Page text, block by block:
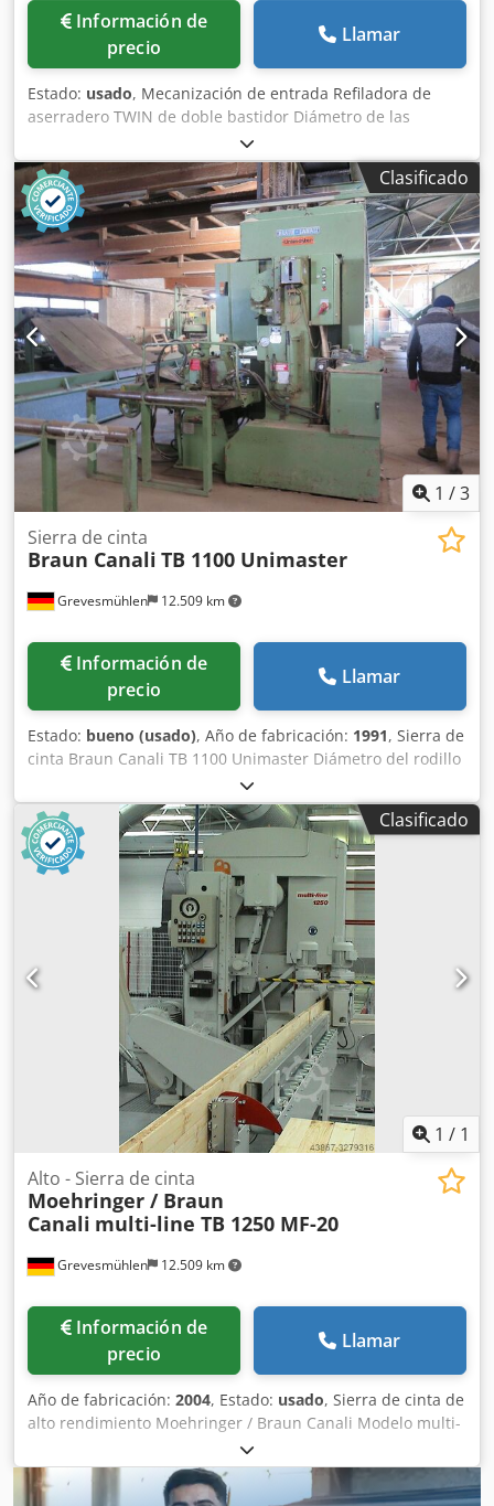
Información de
precio
Llamar
Estado: usado, Mecanización de entrada Refiladora de
aserradero TWIN de doble bastidor Diámetro de las
sierras: 120 mm Crodpfx Aeyxywtslnef
Clasificado
1 /3
Grevesmühlen 12.509 km
Sierra de cinta
Braun Canali TB 1100 Unimaster
Información de
precio
Llamar
Estado: bueno (usado), Año de fabricación: 1991, Sierra de
cinta Braun Canali TB 1100 Unimaster Diámetro del rodillo
1100mm Csdpsucnt Hsfx Alnsrf Con mesa giratoria para
corte diagonal desmontada de nuestro almacén en 23936
Grevesmühlen
Clasificado
1 / 1
Grevesmühlen 12.509 km
Alto - Sierra de cinta
Moehringer / Braun
Canali multi-line TB 1250 MF-20
Información de
precio
Llamar
Año de fabricación: 2004, Estado: usado, Sierra de cinta de
alto rendimiento Moehringer / Braun Canali Modelo multi-
línea TB 1250 MF-20 Diámetro de los rodillos: 1250 mm
Ancho de los rodillos: 150 mm Velocidad de la hoja de
sierra: 28-50 m/s Potencia de conexión: aproximadamente